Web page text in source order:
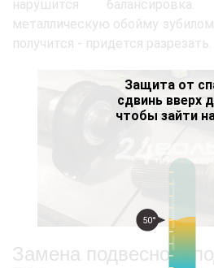
Защита от
сдвинь вверх
чтобы зайти
50°
нарушится
металлическую обойму
получится - придется разрезать.
Замена подвесного